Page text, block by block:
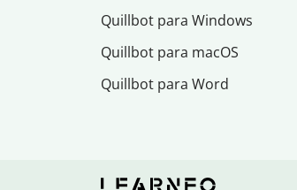
Quillbot para Windows
Quillbot para macOS
Quillbot para Word